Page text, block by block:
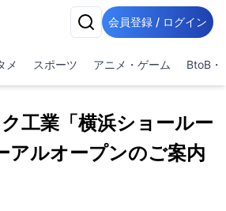
会員登録 / ログイン
メ スポーツ アニメ・ゲーム BtoB・
工業「横浜ショールー
アルオープンのご案内